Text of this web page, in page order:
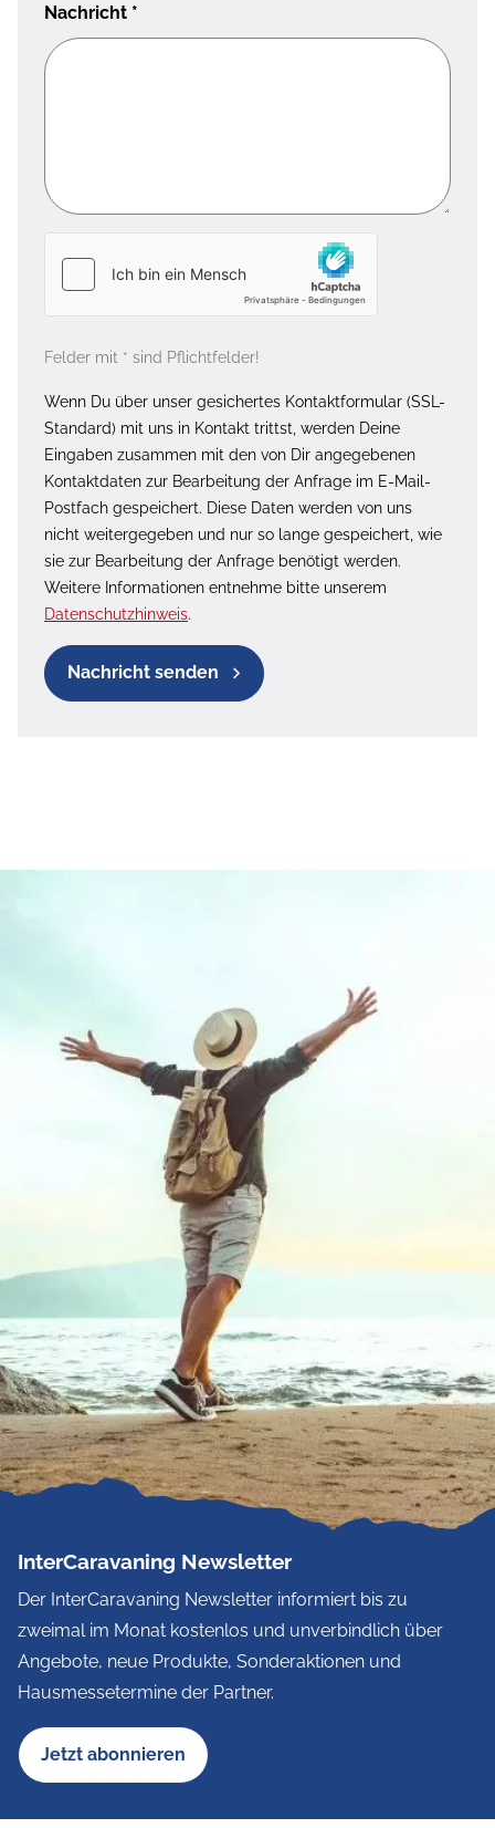
Nachricht *
Felder mit * sind Pflichtfelder!
Wenn Du über unser gesichertes Kontaktformular (SSL-
Standard) mit uns in Kontakt trittst, werden Deine
Eingaben zusammen mit den von Dir angegebenen
Kontaktdaten zur Bearbeitung der Anfrage im E-Mail-
Postfach gespeichert. Diese Daten werden von uns
nicht weitergegeben und nur so lange gespeichert, wie
sie zur Bearbeitung der Anfrage benötigt werden.
Weitere Informationen entnehme bitte unserem
Datenschutzhinweis.
Nachricht senden
InterCaravaning Newsletter
Der InterCaravaning Newsletter informiert bis zu
zweimal im Monat kostenlos und unverbindlich über
Angebote, neue Produkte, Sonderaktionen und
Hausmessetermine der Partner.
Jetzt abonnieren